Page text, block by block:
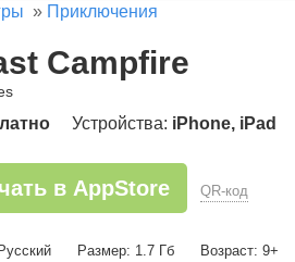
» Приключения
Campfire
Устройства: iPhone, iPad
в AppStore QR-код
Размер: 1.7 Гб
Возраст: 9+